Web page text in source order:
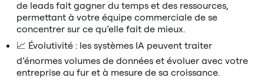
de leads fait gagner du temps et des ressources,
permettant à votre équipe commerciale de se
concentrer sur ce qu’elle fait de mieux.
📈 Évolutivité : les systèmes IA peuvent traiter
d’énormes volumes de données et évoluer avec votre
entreprise au fur et à mesure de sa croissance.